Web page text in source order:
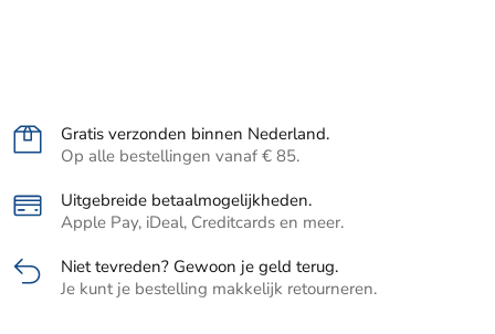
Gratis verzonden binnen Nederland.
Op alle bestellingen vanaf € 85.
Uitgebreide betaalmogelijkheden.
Apple Pay, iDeal, Creditcards en meer.
Niet tevreden? Gewoon je geld terug.
Je kunt je bestelling makkelijk retourneren.